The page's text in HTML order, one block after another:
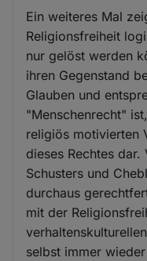
Ein weiteres Mal
Religionsfreiheit
nur gelöst werden
ihren Gegenstand
Glauben und
"Menschenrecht"
religiös motivierten
dieses Rechtes
Schusters und
durchaus
mit der
selbst immer